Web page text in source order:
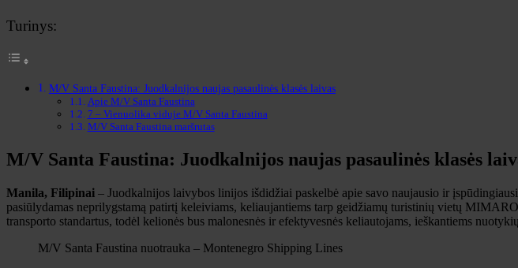
Turinys:
M/V Santa Faustina: Juodkalnijos naujas pasaulinės klasės laivas
Apie M/V Santa Faustina
7 – Vienuolika viduje M/V Santa Faustina
M/V Santa Faustina maršrutas
M/V Santa Faustina: Juodkalnijos naujas pasaulinės klasės
Manila, Filipinai – Juodkalnijos laivybos linijos išdidžiai paskelbė apie savo naujausio ir
pasiūlydamas neprilygstamą patirtį keleiviams, keliaujantiems tarp geidžiamų turistinių vietų
transporto standartus, todėl kelionės bus malonesnės ir efektyvesnės keliautojams, ieškantiems
M/V Santa Faustina nuotrauka – Montenegro Shipping Lines